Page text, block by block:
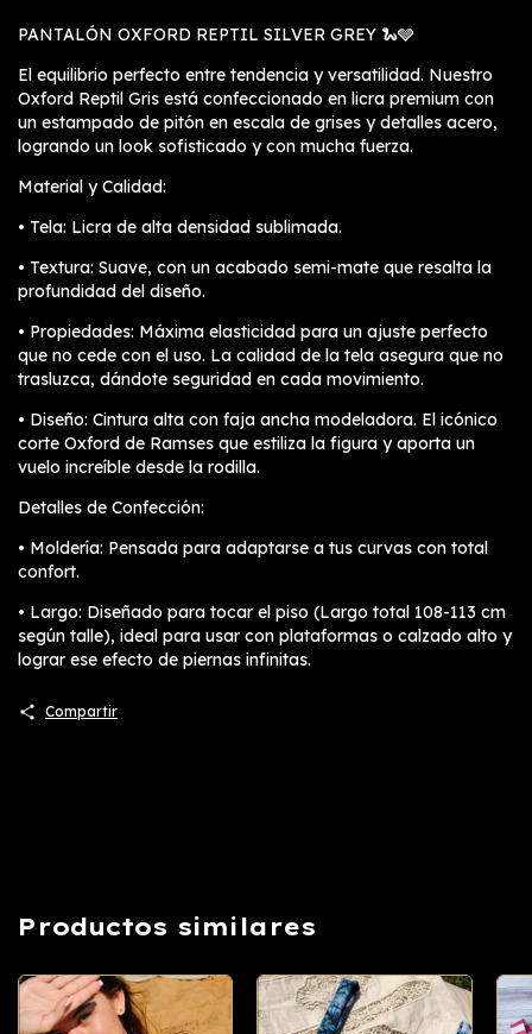
PANTALÓN OXFORD REPTIL SILVER GREY 🐍🩶
El equilibrio perfecto entre tendencia y versatilidad. Nuestro
Oxford Reptil Gris está confeccionado en licra premium con
un estampado de pitón en escala de grises y detalles acero,
logrando un look sofisticado y con mucha fuerza.
Material y Calidad:
• Tela: Licra de alta densidad sublimada.
• Textura: Suave, con un acabado semi-mate que resalta la
profundidad del diseño.
• Propiedades: Máxima elasticidad para un ajuste perfecto
que no cede con el uso. La calidad de la tela asegura que no
trasluzca, dándote seguridad en cada movimiento.
• Diseño: Cintura alta con faja ancha modeladora. El icónico
corte Oxford de Ramses que estiliza la figura y aporta un
vuelo increíble desde la rodilla.
Detalles de Confección:
• Moldería: Pensada para adaptarse a tus curvas con total
confort.
• Largo: Diseñado para tocar el piso (Largo total 108-113 cm
según talle), ideal para usar con plataformas o calzado alto y
lograr ese efecto de piernas infinitas.
Compartir
Productos similares